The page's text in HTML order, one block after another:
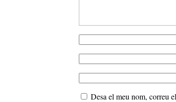
Desa el meu nom, correu